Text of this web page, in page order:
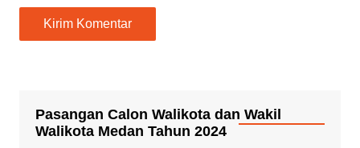
Pasangan Calon Walikota dan Wakil
Walikota Medan Tahun 2024